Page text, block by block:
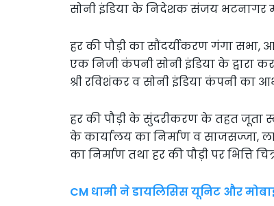
सोनी इंडिया के निदेशक संजय भटनागर
हर की पौड़ी का सौंदर्यीकरण गंगा सभा,
एक निजी कंपनी सोनी इंडिया के द्वारा
श्री रविशंकर व सोनी इंडिया कंपनी का
हर की पौड़ी के सुंदरीकरण के तहत जूता
के कार्यालय का निर्माण व साजसज्जा,
का निर्माण तथा हर की पौड़ी पर भित्ति
CM धामी ने डायलिसिस यूनिट और